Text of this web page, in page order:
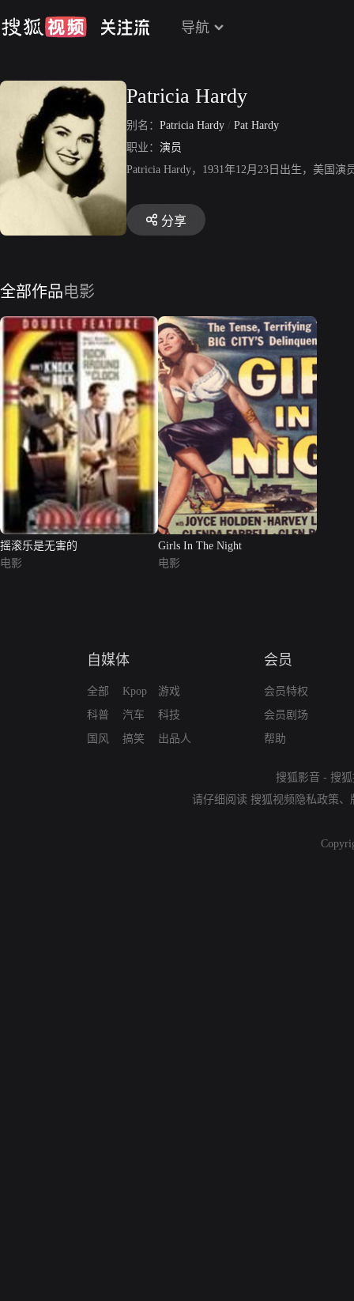
导航
Patricia Hardy
别名： Patricia Hardy / Pat Hardy
职业： 演员
Patricia Hardy，1931年12月23日出生，美国
分享
全部作品电影
摇滚乐是无害的
电影
Girls In The Night
电影
自媒体
全部
科普
国风
Kpop
汽车
搞笑
游戏
科技
出品人
会员
会员特权
会员剧场
帮助
搜狐影音 - 搜
请仔细阅读 搜狐视频隐私政策、